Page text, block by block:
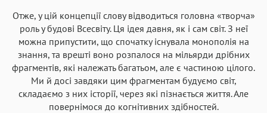
Отже, у цій концепції слову відводиться головна «творча»
роль у будові Всесвіту. Ця ідея давня, як і сам світ. З неї
можна припустити, що спочатку існувала монополія на
знання, та врешті воно розпалося на мільярди дрібних
фрагментів, які належать багатьом, але є частиною цілого.
Ми й досі завдяки цим фрагментам будуємо світ,
складаємо з них історії, через які пізнається життя. Але
повернімося до когнітивних здібностей.